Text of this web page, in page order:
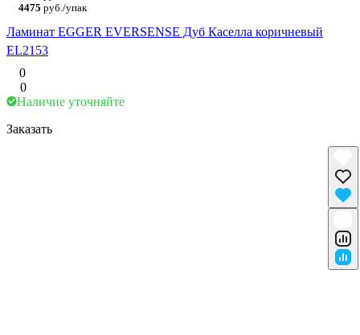
4475 руб./упак
Ламинат EGGER EVERSENSE Дуб Каселла коричневый
EL2153
0
0
Наличие уточняйте
Заказать